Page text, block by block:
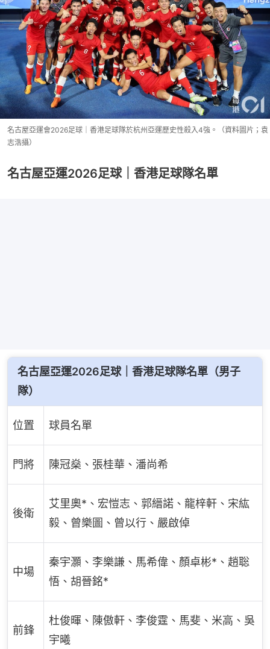
名古屋亞運會2026足球｜香港足球隊於杭州亞運歷史性殺入4強。（資料圖片；袁
志浩攝）
名古屋亞運2026足球｜香港足球隊名單
名古屋亞運2026足球｜香港足球隊名單（男子
隊）
位置 球員名單
門將 陳冠燊、張桂華、潘尚希
後衛
艾里奧*、宏愷志、郭縉諾、龍梓軒、宋紘
毅、曾樂圖、曾以行、嚴啟倬
中場
秦宇灝、李樂謙、馬希偉、顏卓彬*、趙聡
悟、胡晉銘*
前鋒
杜俊暉、陳傲軒、李俊霆、馬斐、米高、吳
宇曦